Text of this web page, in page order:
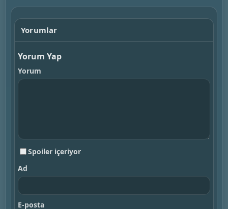
Yorumlar
Yorum Yap
Yorum
Spoiler içeriyor
Ad
E-posta